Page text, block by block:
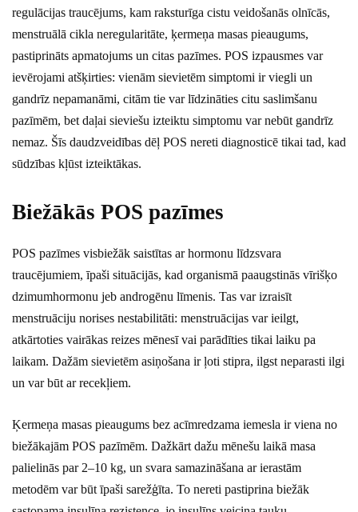
regulācijas traucējums, kam raksturīga cistu veidošanās olnīcās,
menstruālā cikla neregularitāte, ķermeņa masas pieaugums,
pastiprināts apmatojums un citas pazīmes. POS izpausmes var
ievērojami atšķirties: vienām sievietēm simptomi ir viegli un
gandrīz nepamanāmi, citām tie var līdzināties citu saslimšanu
pazīmēm, bet daļai sieviešu izteiktu simptomu var nebūt gandrīz
nemaz. Šīs daudzveidības dēļ POS nereti diagnosticē tikai tad, kad
sūdzības kļūst izteiktākas.
Biežākās POS pazīmes
POS pazīmes visbiežāk saistītas ar hormonu līdzsvara
traucējumiem, īpaši situācijās, kad organismā paaugstinās vīrišķo
dzimumhormonu jeb androgēnu līmenis. Tas var izraisīt
menstruāciju norises nestabilitāti: menstruācijas var ieilgt,
atkārtoties vairākas reizes mēnesī vai parādīties tikai laiku pa
laikam. Dažām sievietēm asiņošana ir ļoti stipra, ilgst neparasti ilgi
un var būt ar recekļiem.
Ķermeņa masas pieaugums bez acīmredzama iemesla ir viena no
biežākajām POS pazīmēm. Dažkārt dažu mēnešu laikā masa
palielinās par 2–10 kg, un svara samazināšana ar ierastām
metodēm var būt īpaši sarežģīta. To nereti pastiprina biežāk